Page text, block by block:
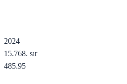
2024
15.768. sır
485.95